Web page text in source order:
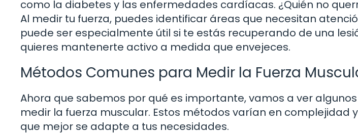
como la diabetes y las enfermedades cardíacas. ¿Quién no
Al medir tu fuerza, puedes identificar áreas que necesitan
puede ser especialmente útil si te estás recuperando de una
quieres mantenerte activo a medida que envejeces.
Métodos Comunes para Medir la Fuerza
Ahora que sabemos por qué es importante, vamos a ver
medir la fuerza muscular. Estos métodos varían en complejidad
que mejor se adapte a tus necesidades.